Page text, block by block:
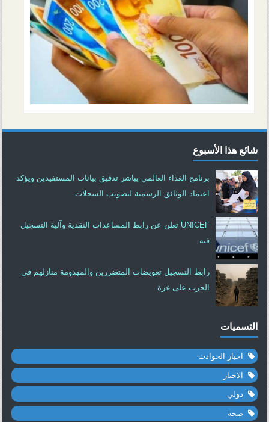
شائع هذا الأسبوع
برنامج الغذاء العالمي يباشر تدقيق بيانات المستفيدين ويؤكد
اعتماد الوثائق الرسمية لتصويب السجلات
UNICEF تعلن عن رابط المساعدات النقدية وآلية التسجيل
فيه
رابط التسجيل تعويضات المتضررين والمهدومة منازلهم في
الحرب على غزة
التسميات
اخبار الحوادث
الاخبار
دولي
صحة